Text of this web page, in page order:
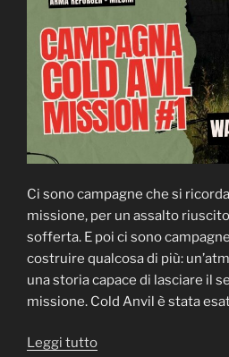
Ci sono campagne che si
missione, per un assalto
sofferta. E poi ci sono
costruire qualcosa di più:
una storia capace di lasciare il
missione. Cold Anvil è stata
Leggi tutto“Cold